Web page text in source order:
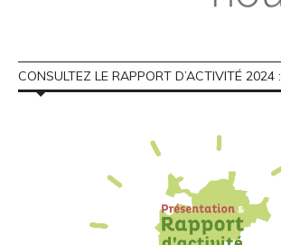
CONSULTEZ LE RAPPORT D’ACTIVITÉ 2024 :